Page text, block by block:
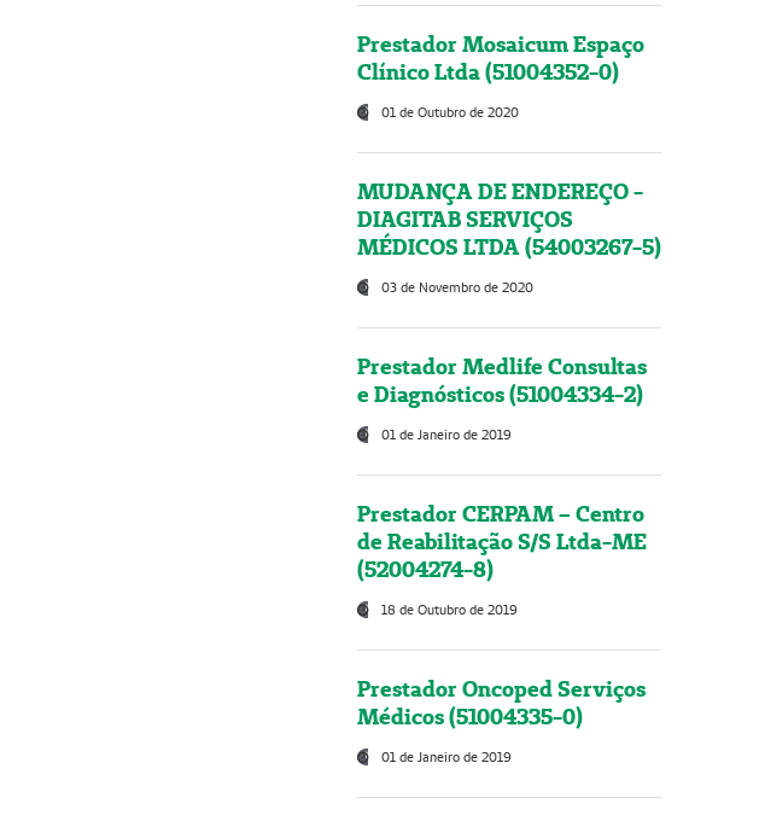
Prestador Mosaicum Espaço
Clínico Ltda (51004352-0)
01 de Outubro de 2020
MUDANÇA DE ENDEREÇO -
DIAGITAB SERVIÇOS
MÉDICOS LTDA (54003267-5)
03 de Novembro de 2020
Prestador Medlife Consultas
e Diagnósticos (51004334-2)
01 de Janeiro de 2019
Prestador CERPAM – Centro
de Reabilitação S/S Ltda-ME
(52004274-8)
18 de Outubro de 2019
Prestador Oncoped Serviços
Médicos (51004335-0)
01 de Janeiro de 2019